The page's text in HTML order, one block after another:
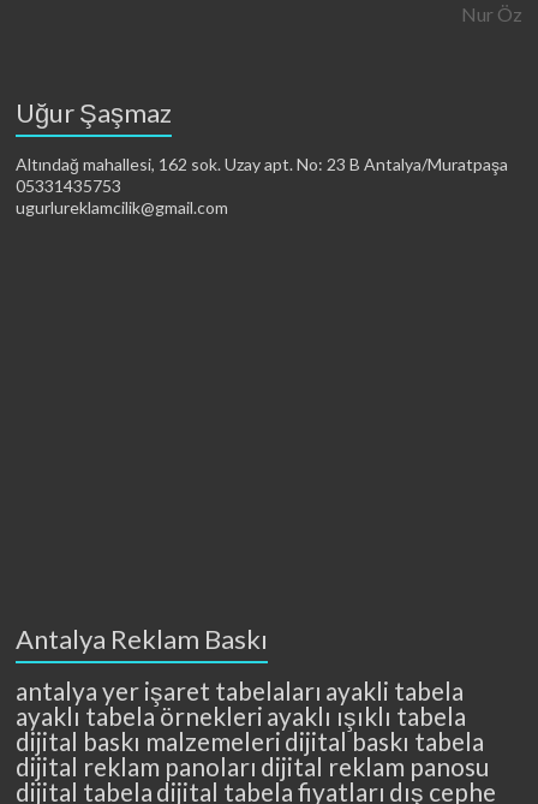
Nur Öz
Uğur Şaşmaz
Altındağ mahallesi, 162 sok. Uzay apt. No: 23 B Antalya/Muratpaşa
05331435753
ugurlureklamcilik@gmail.com
Antalya Reklam Baskı
antalya yer işaret tabelaları ayakli tabela
ayaklı tabela örnekleri ayaklı ışıklı tabela
dijital baskı malzemeleridijital baskı tabela
dijital reklam panoları dijital reklam panosu
dijital tabela dijital tabela fiyatları dış cephe